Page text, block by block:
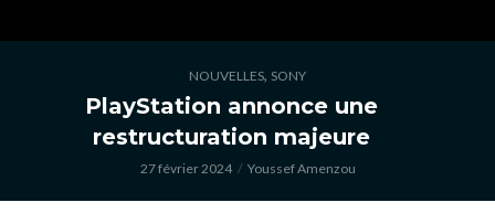
NOUVELLES, SONY
PlayStation annonce une
restructuration majeure
27 février 2024 Youssef Amenzou